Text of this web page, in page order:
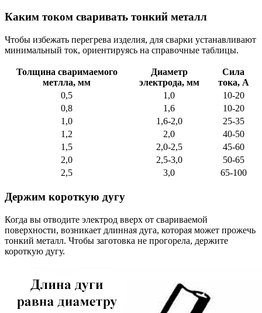
Каким током сваривать тонкий металл
Чтобы избежать перегрева изделия, для сварки устанавливают
минимальный ток, ориентируясь на справочные таблицы.
Толщина сваримаемого
метлла, мм
Диаметр
электрода, мм
Сила
тока, A
0,5
1,0
10-20
0,8
1,6
10-20
1,0
1,6-2,0
25-35
1,2
2,0
40-50
1,5
2,0-2,5
45-60
2,0
2,5-3,0
50-65
2,5
3,0 65-100
Держим короткую дугу
Когда вы отводите электрод вверх от свариваемой
поверхности, возникает длинная дуга, которая может прожечь
тонкий металл. Чтобы заготовка не прогорела, держите
короткую дугу.